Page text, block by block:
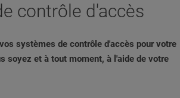
contrôle d'accès
systèmes de contrôle d'accès pour votre
soyez et à tout moment, à l'aide de votre